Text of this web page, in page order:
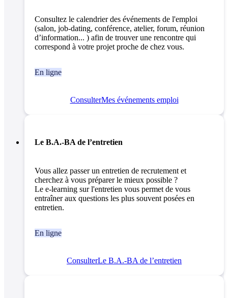
Consultez le calendrier des événements de l'emploi
(salon, job-dating, conférence, atelier, forum, réunion
d’information... ) afin de trouver une rencontre qui
correspond à votre projet proche de chez vous.
En ligne
ConsulterMes événements emploi
Le B.A.-BA de l’entretien
Vous allez passer un entretien de recrutement et
cherchez à vous préparer le mieux possible ?
Le e-learning sur l'entretien vous permet de vous
entraîner aux questions les plus souvent posées en
entretien.
En ligne
ConsulterLe B.A.-BA de l’entretien